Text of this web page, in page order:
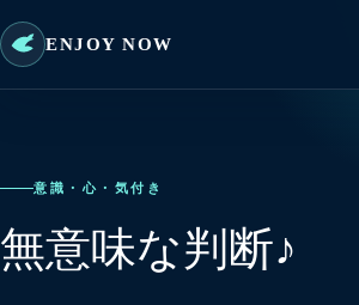
ENJOY NOW
意識・心・気付き
無意味な判断♪